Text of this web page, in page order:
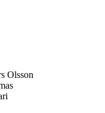
Olsson